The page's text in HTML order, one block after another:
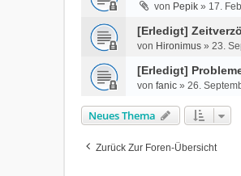
von Pepik » 17.
[Erledigt]
von Hironimus »23.
[Erledigt]
vonfanic »26.
Neues Thema
Zurück Zur Foren-Übersicht